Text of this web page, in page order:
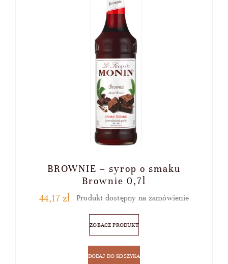
BROWNIE – syrop o smaku
Brownie 0,7l
44,17 zł Produkt dostępny na zamówienie
ZOBACZ PRODUKT
DODAJ DO KOSZYKA